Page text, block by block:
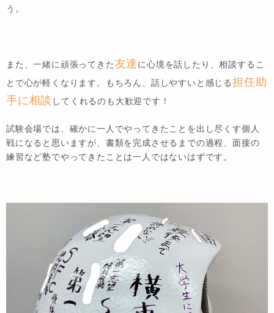
う。
また、一緒に頑張ってきた友達 に心境を話したり、相談するこ
とで心が軽くなります。もちろん、話しやすいと感じる担任助
手に相談 してくれるのも大歓迎です！
試験会場では、確かに一人でやってきたことを出し尽くす個人
戦になると思いますが、書類を完成させるまでの過程、面接の
練習など塾でやってきたことは一人ではないはずです。